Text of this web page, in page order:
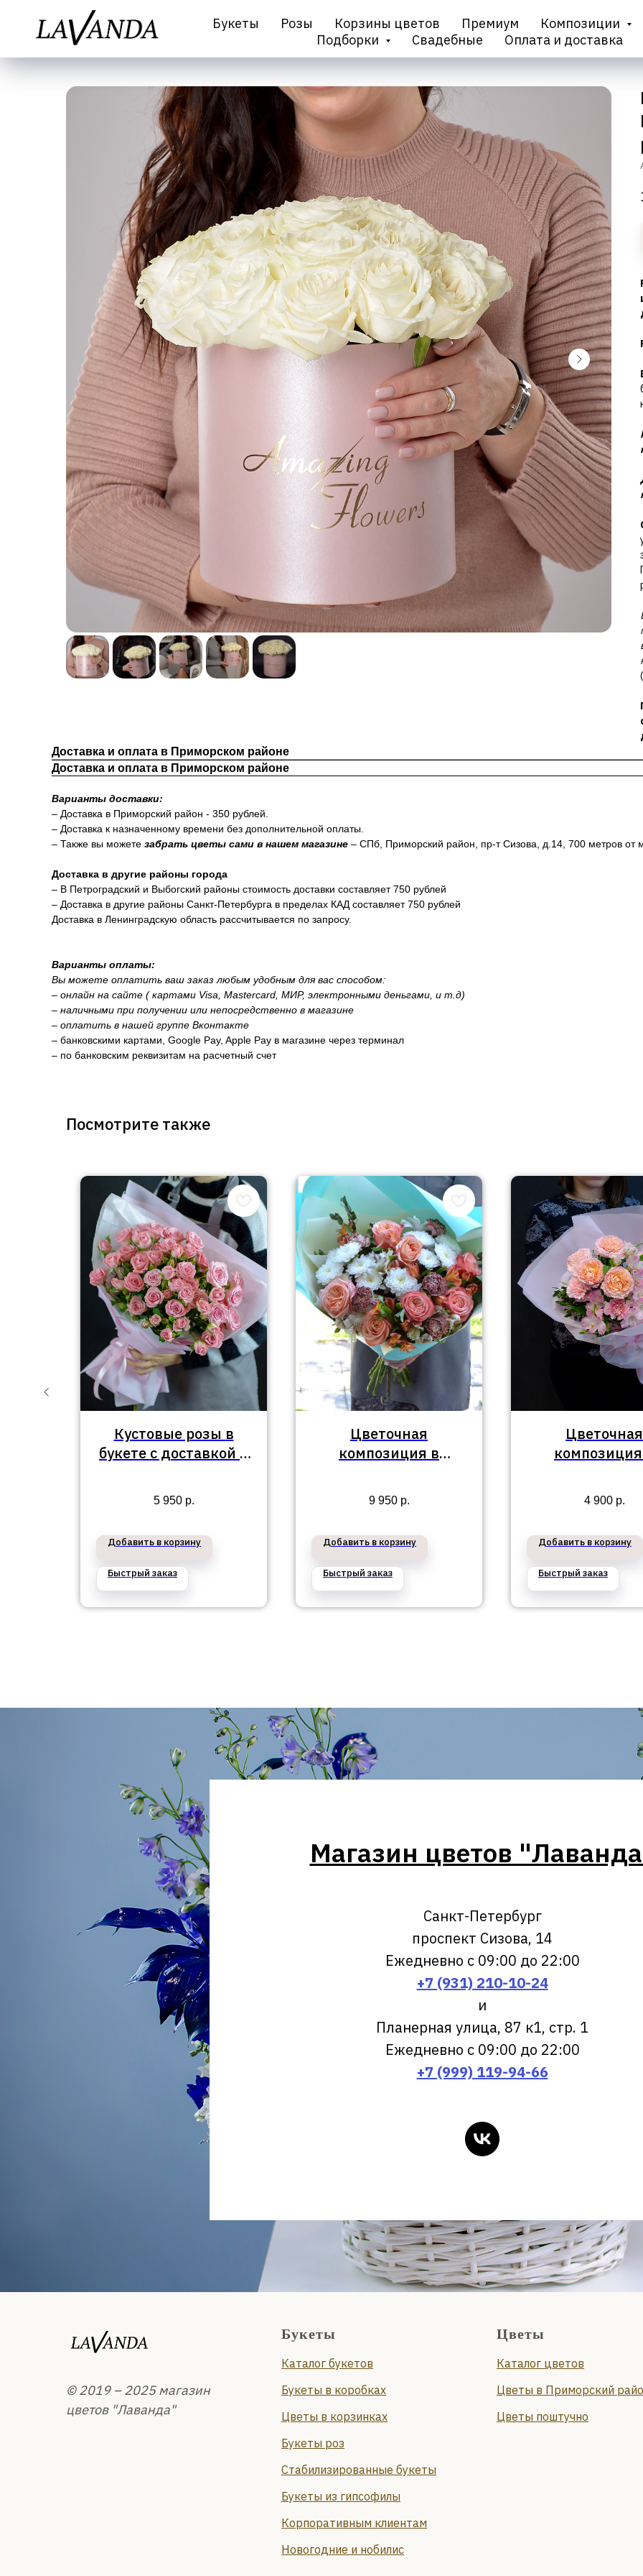
Букеты Розы Корзины цветов Премиум
Композиции
Подборки
Свадебные Оплата и доставка
Доставка и оплата в Приморском районе
Доставка и оплата в Приморском районе
Варианты доставки:
– Доставка в Приморский район - 350 рублей.
– Доставка к назначенному времени без дополнительной оплаты.
– Также вы можете забрать цветы сами в нашем магазине – СПб, Приморский район, пр-т Сизова, д.14, 700 метров от
Доставка в другие районы города
– В Петроградский и Выбогский районы стоимость доставки составляет 750 рублей
– Доставка в другие районы Санкт-Петербурга в пределах КАД составляет 750 рублей
Доставка в Ленинградскую область рассчитывается по запросу.
Варианты оплаты:
Вы можете оплатить ваш заказ любым удобным для вас способом:
– онлайн на сайте ( картами Visa, Mastercard, МИР, электронными деньгами, и т.д)
– наличными при получении или непосредственно в магазине
– оплатить в нашей группе Вконтакте
– банковскими картами, Google Pay, Apple Pay в магазине через терминал
– по банковским реквизитам на расчетный счет
Посмотрите также
Кустовые розы в
букете с доставкой в
№310
5 950 р.
Добавить в корзину
Быстрый заказ
Цветочная
композиция в
№94
9 950 р.
Добавить в корзину
Быстрый заказ
Цветочная
№179
4 900 р.
Добавить в корзину
Быстрый заказ
Магазин цветов
Санкт-Петербург
проспект Сизова, 14
Ежедневно с 09:00 до 22:00
+7 (931) 210-10-24
и
Планерная улица, 87 к1, стр. 1
Ежедневно с 09:00 до 22:00
+7 (999) 119-94-66
© 2019 – 2025 магазин
цветов "Лаванда"
Букеты
Каталог букетов
Букеты в коробках
Цветы в корзинках
Букеты роз
Стабилизированные букеты
Букеты из гипсофилы
Корпоративным клиентам
Новогодние и нобилис
Цветы
Каталог цветов
Цветы в Приморский
Цветы поштучно